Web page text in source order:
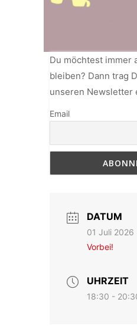
Du möchtest immer
bleiben? Dann trag
unseren Newsletter
Email
DATUM
01 Juli 2026
Vorbei!
UHRZEIT
18:30 -